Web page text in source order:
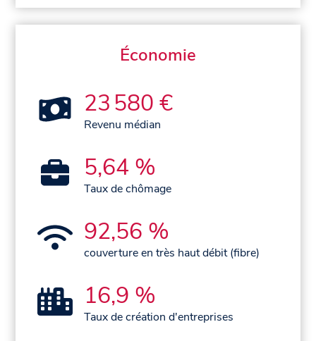
Économie
23 580 €
Revenu médian
5,64 %
Taux de chômage
92,56 %
couverture en très haut débit (fibre)
16,9 %
Taux de création d'entreprises